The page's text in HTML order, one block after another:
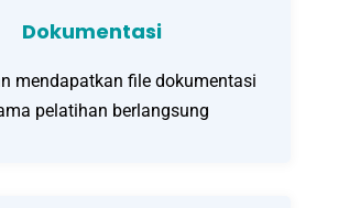
Dokumentasi
mendapatkan file dokumentasi
pelatihan berlangsung